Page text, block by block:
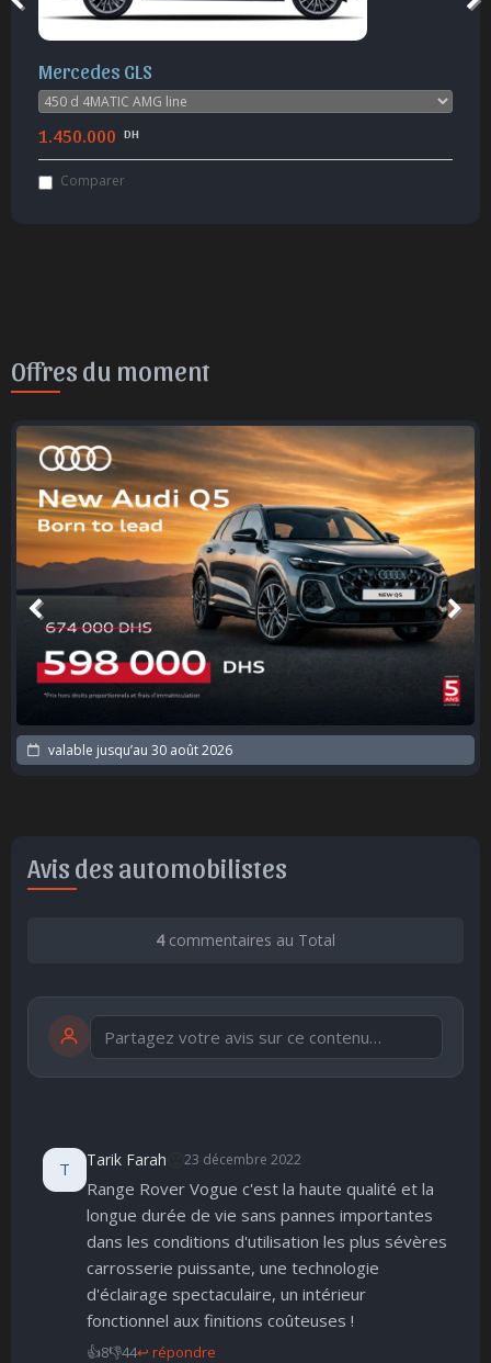
Mercedes GLS
1.450.000 DH
Comparer
Offres du moment
valable jusqu’au 30 août 2026
Avis des automobilistes
4commentaires au Total
🤩
Parfait
👏
Bravo
😄
Réjoui
🙂
Content
😐
Indifférent
😮
Surpris
😞
Déçu
😠
Enervé
😨
Effrayé
publication immédiate Publier
T Tarik Farah 23 décembre 2022
Range Rover Vogue c'est la haute qualité et la
longue durée de vie sans pannes importantes
dans les conditions d'utilisation les plus sévères
carrosserie puissante, une technologie
d'éclairage spectaculaire, un intérieur
fonctionnel aux finitions coûteuses !
👍8👎44↩ répondre